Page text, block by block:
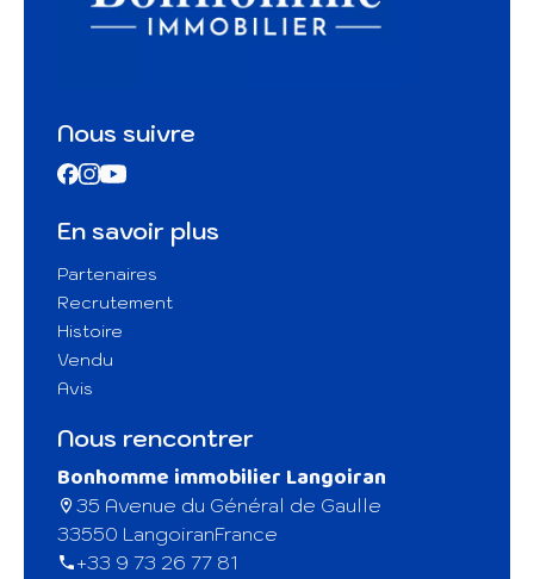
Nous suivre
En savoir plus
Partenaires
Recrutement
Histoire
Vendu
Avis
Nous rencontrer
Bonhomme immobilier Langoiran
35 Avenue du Général de Gaulle
33550 LangoiranFrance
+33 9 73 26 77 81